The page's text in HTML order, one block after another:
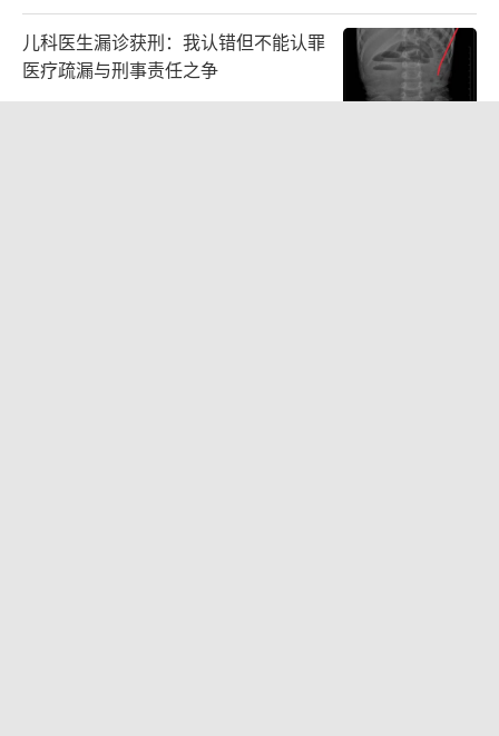
儿科医生漏诊获刑：我认错但不能认罪
医疗疏漏与刑事责任之争
2026-08-06 13:45:15